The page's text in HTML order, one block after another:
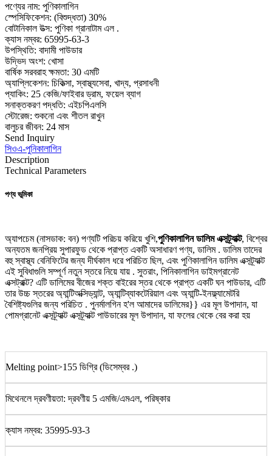
পণ্যের নাম: পুণিকালাগিন
স্পেসিফিকেশন: (বিশুদ্ধতা) 30%
বোটানিকাল উত্স: পুণিকা গ্রানাটাম এল .
ক্যাস নম্বর: 65995-63-3
উপস্থিতি: বাদামী পাউডার
উদ্ভিদ অংশ: খোসা
বার্ষিক সরবরাহ ক্ষমতা: 30 এমটি
অ্যাপ্লিকেশন: চিকিত্সা, স্বাস্থ্যসেবা, খাদ্য, প্রসাধনী
প্যাকিং: 25 কেজি/ফাইবার ড্রাম, ফয়েল ব্যাগ
সনাক্তকরণ পদ্ধতি: এইচপিএলসি
স্টোরেজ: শুকনো এবং শীতল রাখুন
বালুচর জীবন: 24 মাস
Send Inquiry
সিওএ-পুনিকালাগিন
Description
Technical Parameters
পণ্য ভূমিকা
অ্যাপচেম (নাসডাক: বন) পণ্যটি পরিচয় করিয়ে খুশি,পুণিকালাগিন ডালিম এক্সট্র্যাক্ট, বিশ্বের
অন্যতম জনপ্রিয় সুপারফুড থেকে প্রাপ্ত একটি অসাধারণ পণ্য, ডালিম . ডালিম তাদের
বহু স্বাস্থ্য বেনিফিটের জন্য দীর্ঘকাল ধরে পরিচিত ছিল, এবং পুণিকালাগিন ডালিম এক্সট্র্যাক্ট
এই সুবিধাগুলি সম্পূর্ণ নতুন স্তরে নিয়ে যায় . সুতরাং, পিনিকালাগিন ডাইমগ্রানেট
এক্সট্রাক্ট? এটি ডালিমের বীজের শক্ত বাইরের স্তর থেকে প্রাপ্ত একটি ঘন পাউডার, এটি
তার উচ্চ স্তরের অ্যান্টিঅক্সিড্যান্ট, অ্যান্টিব্যাকটেরিয়াল এবং অ্যান্টি-ইনফ্ল্যামেটরি
বৈশিষ্ট্যগুলির জন্য পরিচিত . পুনর্মালগিন হ'ল আমাদের ডালিমের}} এর মূল উপাদান, যা
পোমগ্রানেট এক্সট্র্যাক্ট এক্সট্র্যাক্ট পাউডারের মূল উপাদান, যা ফলের থেকে বের করা হয়
Melting point>155 ডিগ্রি (ডিসেম্বর .)
মিথেনলে দ্রবণীয়তা: দ্রবণীয় 5 এমজি/এমএল, পরিষ্কার
ক্যাস নম্বর: 35995-93-3